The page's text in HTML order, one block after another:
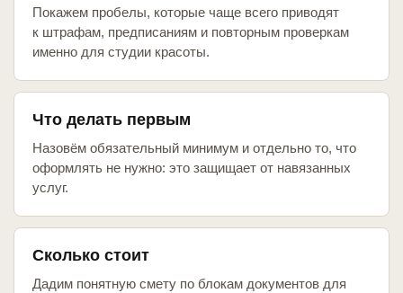
Покажем пробелы, которые чаще всего приводят
к штрафам, предписаниям и повторным проверкам
именно для студии красоты.
Что делать первым
Назовём обязательный минимум и отдельно то, что
оформлять не нужно: это защищает от навязанных
услуг.
Сколько стоит
Дадим понятную смету по блокам документов для